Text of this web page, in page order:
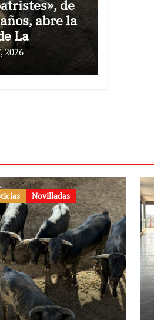
de
abre la
La
de
2026
Novilladas